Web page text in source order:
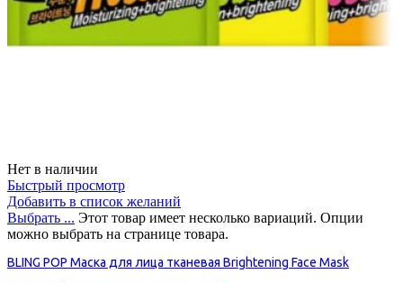
Нет в наличии
Быстрый просмотр
Добавить в список желаний
Выбрать ... Этот товар имеет несколько вариаций. Опции
можно выбрать на странице товара.
BLING POP Маска для лица тканевая Brightening Face Mask